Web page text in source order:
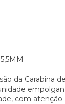
da Carabina
com atenção